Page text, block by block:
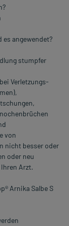
es angewendet?
stumpfer
Verletzungs-
von
nicht besser oder
oder neu
Arzt.
Arnika Salbe S